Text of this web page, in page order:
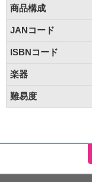
商品構成
JANコード
ISBNコード
楽器
難易度